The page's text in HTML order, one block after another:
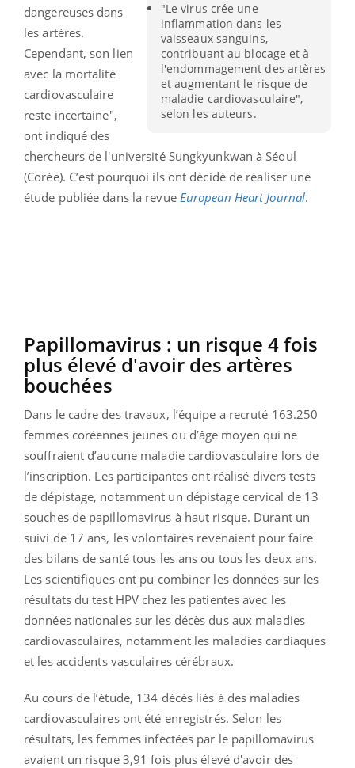
"Le virus crée une
inflammation dans les
vaisseaux sanguins,
contribuant au blocage et à
l'endommagement des artères
et augmentant le risque de
maladie cardiovasculaire",
selon les auteurs.
dangereuses dans
les artères.
Cependant, son lien
avec la mortalité
cardiovasculaire
reste incertaine",
ont indiqué des
chercheurs de l'université Sungkyunkwan à Séoul
(Corée). C’est pourquoi ils ont décidé de réaliser une
étude publiée dans la revue European Heart Journal.
Papillomavirus : un risque 4 fois
plus élevé d'avoir des artères
bouchées
Dans le cadre des travaux, l’équipe a recruté 163.250
femmes coréennes jeunes ou d’âge moyen qui ne
souffraient d’aucune maladie cardiovasculaire lors de
l’inscription. Les participantes ont réalisé divers tests
de dépistage, notamment un dépistage cervical de 13
souches de papillomavirus à haut risque. Durant un
suivi de 17 ans, les volontaires revenaient pour faire
des bilans de santé tous les ans ou tous les deux ans.
Les scientifiques ont pu combiner les données sur les
résultats du test HPV chez les patientes avec les
données nationales sur les décès dus aux maladies
cardiovasculaires, notamment les maladies cardiaques
et les accidents vasculaires cérébraux.
Au cours de l’étude, 134 décès liés à des maladies
cardiovasculaires ont été enregistrés. Selon les
résultats, les femmes infectées par le papillomavirus
avaient un risque 3,91 fois plus élevé d'avoir des